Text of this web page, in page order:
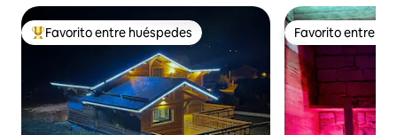
De los mejores en Favorito entre huéspedes
Favorito entre huéspedes Favorito entre
Favorito entre